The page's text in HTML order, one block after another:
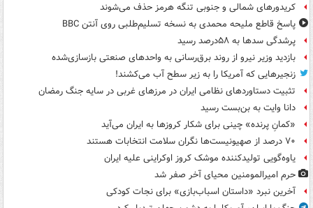
کریدورهای شمالی و جنوبی تنگه هرمز حذف می‌شوند
پاسخ قاطع ملیحه محمدی به نسخه تسلیم‌طلبی روی آنتن BBC
پرشدگی سدها به ۵۸درصد رسید
بازدید وزیر نیرو از روند برق‌رسانی به واحدهای صنعتی بازسازی‌شده
زنجیرهایی که آمریکا را به زیر سطح آب می‌کشند!
تثبیت دستاوردهای نظامی ایران در مرزهای غربی در سایه جنگ رمضان
دانا وایت به بن‌بست رسید
«کمانِ پرنده» چینی برای شکار کروزها به ایران می‌آید
۷۰ درصد از صهیونیست‌ها نگران سلامت انتخابات هستند
یاوه‌گویی تولیدکننده موشک کروز اوکراینی علیه ایران
حرم امیرالمومنین محیای آخر صفر شد
آخرین نبرد «داستان اسباب‌بازی» برای نجات کودکی